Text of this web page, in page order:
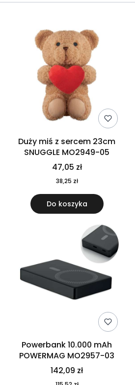
Duży miś z sercem 23cm
SNUGGLE MO2949-05
47,05 zł
38,25 zł
Do koszyka
Powerbank 10.000 mAh
POWERMAG MO2957-03
142,09 zł